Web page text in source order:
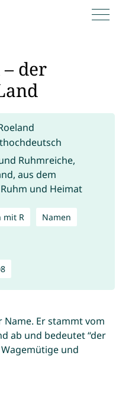
der
Ruhmreiche,
aus dem
und Heimat
mit R Namen
Er stammt vom
ab und bedeutet “der
und